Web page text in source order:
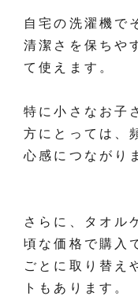
自宅の洗濯機で
清潔さを保ちや
て使えます。
特に小さなお子
方にとっては、
心感につながり
さらに、タオル
頃な価格で購入
ごとに取り替え
トもあります。